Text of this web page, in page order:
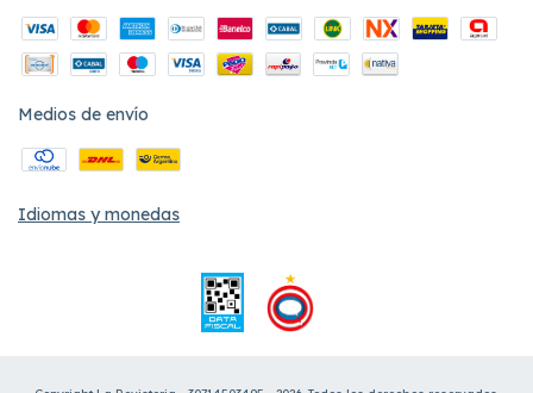
Medios de envío
Idiomas y monedas